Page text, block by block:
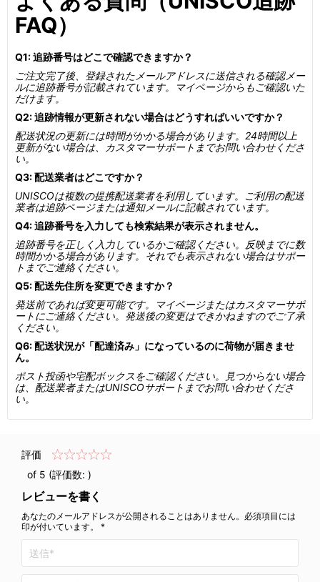
FAQ）
Q1: 追跡番号はどこで確認できますか？
ご注文完了後、登録されたメールアドレスに送信される確認メー
ルに追跡番号が記載されています。マイページからもご確認いた
だけます。
Q2: 追跡情報が更新されない場合はどうすればいいですか？
配送状況の更新には時間がかかる場合があります。24時間以上
更新がない場合は、カスタマーサポートまでお問い合わせくださ
い。
Q3: 配送業者はどこですか？
UNISCOは複数の提携配送業者を利用しています。ご利用の配送
業者は追跡ページまたは通知メールに記載されています。
Q4: 追跡番号を入力しても検索結果が表示されません。
追跡番号を正しく入力しているかご確認ください。反映までに数
時間かかる場合があります。それでも表示されない場合はサポー
トまでご連絡ください。
Q5: 配送先住所を変更できますか？
発送前であれば変更可能です。マイページまたはカスタマーサポ
ートにご連絡ください。発送後の変更はできかねますのでご了承
ください。
Q6: 配送状況が「配達済み」になっているのに荷物が届きませ
ん。
ポスト投函や宅配ボックスをご確認ください。見つからない場合
は、配送業者またはUNISCOサポートまでお問い合わせくださ
い。
評価
of 5 (評価数: )
レビューを書く
あなたのメールアドレスが公開されることはありません。必須項目には
印が付いています。 *